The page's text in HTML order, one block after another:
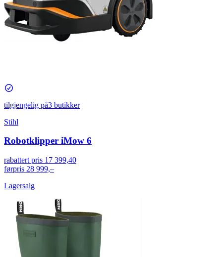
tilgjengelig på3 butikker
Stihl
Robotklipper iMow 6
rabattert pris 17 399,40
førpris 28 999,–
Lagersalg